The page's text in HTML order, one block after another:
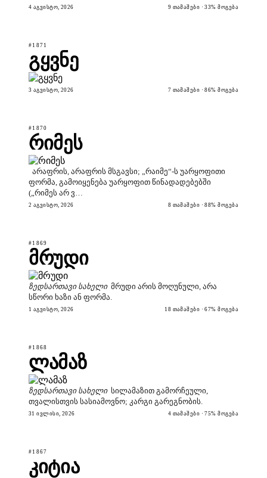
4 ᲐᲒᲕᲘᲡᲢᲝ, 2026 9 ᲗᲐᲛᲐᲨᲔᲑᲘ · 33% ᲛᲝᲒᲔᲑᲐ
#1871
გყვნე
3 ᲐᲒᲕᲘᲡᲢᲝ, 2026 7 ᲗᲐᲛᲐᲨᲔᲑᲘ · 86% ᲛᲝᲒᲔᲑᲐ
#1870
რიმეს
არაფრის, არაფრის მსგავსი; „რაიმე“-ს უარყოფითი
ფორმა, გამოიყენება უარყოფით წინადადებებში
(„რიმეს არ ვ…
2 ᲐᲒᲕᲘᲡᲢᲝ, 2026 8 ᲗᲐᲛᲐᲨᲔᲑᲘ · 88% ᲛᲝᲒᲔᲑᲐ
#1869
მრუდი
ზედსართავი სახელი მრუდი არის მოღუნული, არა
სწორი ხაზი ან ფორმა.
1 ᲐᲒᲕᲘᲡᲢᲝ, 2026 18 ᲗᲐᲛᲐᲨᲔᲑᲘ · 67% ᲛᲝᲒᲔᲑᲐ
#1868
ლამაზ
ზედსართავი სახელი სილამაზით გამორჩეული,
თვალისთვის სასიამოვნო; კარგი გარეგნობის.
31 ᲘᲕᲚᲘᲡᲘ, 2026 4 ᲗᲐᲛᲐᲨᲔᲑᲘ · 75% ᲛᲝᲒᲔᲑᲐ
#1867
კიტია